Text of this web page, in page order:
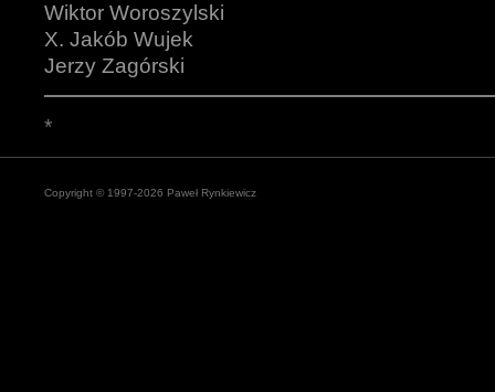
Wiktor Woroszylski
X. Jakób Wujek
Jerzy Zagórski
*
Copyright © 1997-2026 Paweł Rynkiewicz